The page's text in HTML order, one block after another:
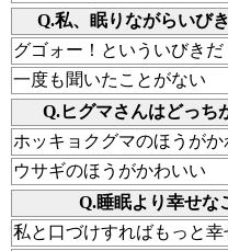
Q.私、眠りながらいび
グゴォー！といういびきだ
一度も聞いたことがない
Q.ヒグマさんはどっち
ホッキョクグマのほうがか
ウサギのほうがかわいい
Q.睡眠より幸せな
私と口づけすればもっと